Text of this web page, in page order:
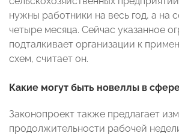
нужны работники на весь год, а на
четыре месяца. Сейчас указанное
подталкивает организации к
схем, считает он.
Какие могут быть новеллы в
Законопроект также предлагает
продолжительности рабочей